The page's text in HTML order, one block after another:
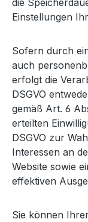
Einstellungen
Sofern durch
auch
erfolgt die
DSGVO
gemäß Art. 6
erteilten
DSGVO zur
Interessen an
Website sowie
effektiven
Sie können